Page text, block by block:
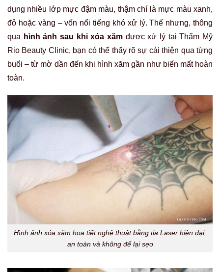
dụng nhiều lớp mực đậm màu, thậm chí là mực màu xanh,
đỏ hoặc vàng – vốn nổi tiếng khó xử lý. Thế nhưng, thông
qua hình ảnh sau khi xóa xăm được xử lý tại Thẩm Mỹ
Rio Beauty Clinic, bạn có thể thấy rõ sự cải thiện qua từng
buổi – từ mờ dần đến khi hình xăm gần như biến mất hoàn
toàn.
Hình ảnh xóa xăm họa tiết nghệ thuật bằng tia Laser hiện đại,
an toàn và không để lại sẹo